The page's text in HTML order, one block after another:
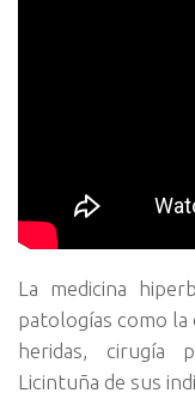
La medicina
patologías como la
heridas, cirugía
Licintuña de sus